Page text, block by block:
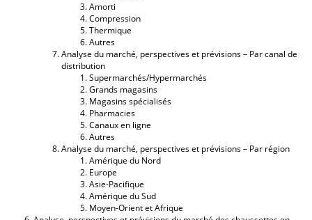
Amorti
Compression
Thermique
Autres
Analyse du marché, perspectives et prévisions – Par canal de
distribution
Supermarchés/Hypermarchés
Grands magasins
Magasins spécialisés
Pharmacies
Canaux en ligne
Autres
Analyse du marché, perspectives et prévisions – Par région
Amérique du Nord
Europe
Asie-Pacifique
Amérique du Sud
Moyen-Orient et Afrique